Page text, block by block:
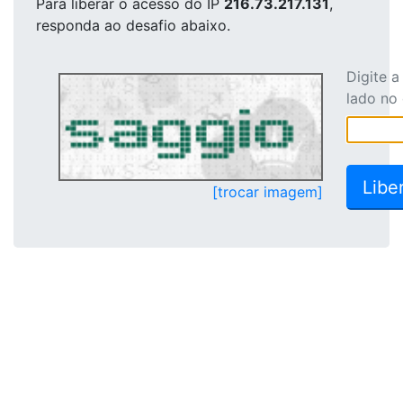
Para liberar o acesso do IP 216.73.217.131,
responda ao desafio abaixo.
[trocar imagem]
Digite
lado no